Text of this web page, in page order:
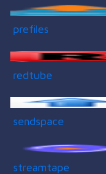
prefiles
redtube
sendspace
streamtape